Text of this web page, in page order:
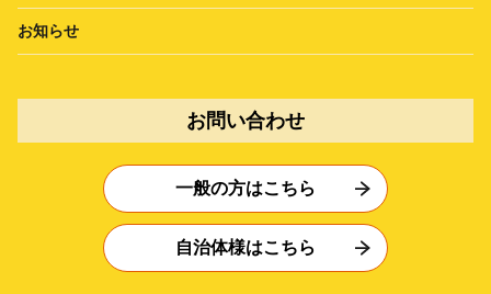
お知らせ
お問い合わせ
一般の方はこちら
自治体様はこちら